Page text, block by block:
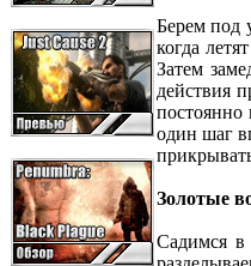
Берем под
когда
Затем
действия
постоянно
один шаг
Золотые
Садимся в